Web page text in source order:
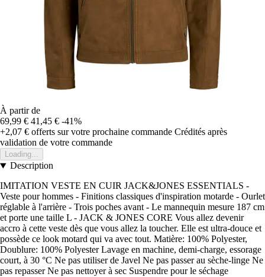
À partir de
69,99 € 41,45 € -41%
+2,07 € offerts sur votre prochaine commande Crédités après
validation de votre commande
Loading...
Description
IMITATION VESTE EN CUIR JACK&JONES ESSENTIALS -
Veste pour hommes - Finitions classiques d'inspiration motarde - Ourlet
réglable à l'arrière - Trois poches avant - Le mannequin mesure 187 cm
et porte une taille L - JACK & JONES CORE Vous allez devenir
accro à cette veste dès que vous allez la toucher. Elle est ultra-douce et
possède ce look motard qui va avec tout. Matière: 100% Polyester,
Doublure: 100% Polyester Lavage en machine, demi-charge, essorage
court, à 30 °C Ne pas utiliser de Javel Ne pas passer au sèche-linge Ne
pas repasser Ne pas nettoyer à sec Suspendre pour le séchage